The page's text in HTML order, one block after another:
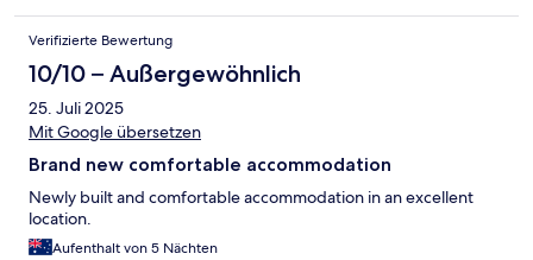
Verifizierte Bewertung
10/10 – Außergewöhnlich
25. Juli 2025
Mit Google übersetzen
Brand new comfortable accommodation
Newly built and comfortable accommodation in an excellent
location.
Aufenthalt von 5 Nächten